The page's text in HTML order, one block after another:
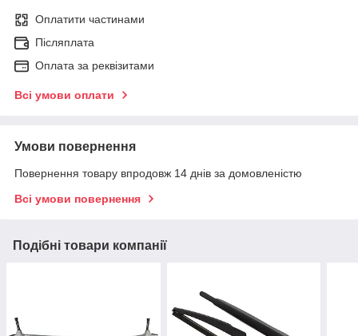
Оплатити частинами
Післяплата
Оплата за реквізитами
Всі умови оплати
Умови повернення
Повернення товару впродовж 14 днів за домовленістю
Всі умови повернення
Подібні товари компанії